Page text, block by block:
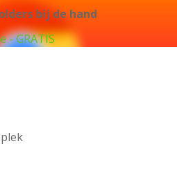
bij de hand
- GRATIS